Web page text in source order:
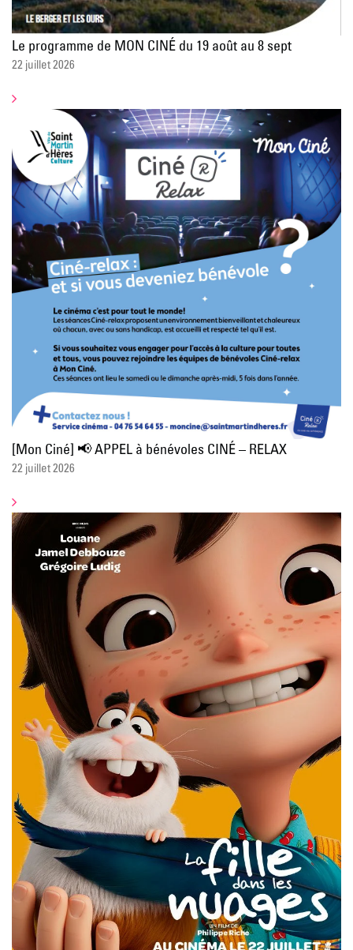
Le programme de MON CINÉ du 19 août au 8 sept
22 juillet 2026
[Mon Ciné] 📢 APPEL à bénévoles CINÉ – RELAX
22 juillet 2026